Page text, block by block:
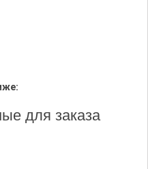
для заказа